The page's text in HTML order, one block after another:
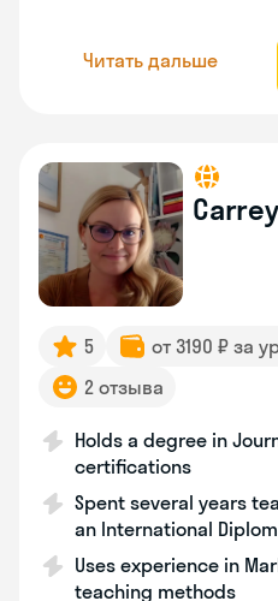
Читать дальше
Carrey
5 от 3190 ₽ за
2 отзыва
Holds a degree in
certifications
Spent several years
an International
Uses experience in
teaching methods